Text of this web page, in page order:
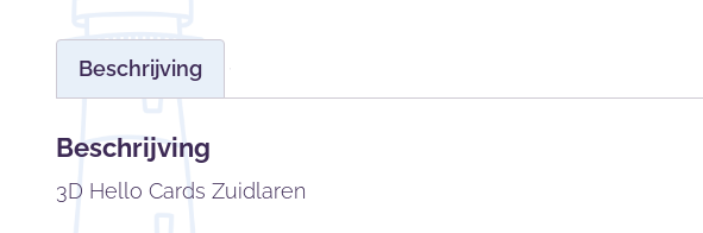
Beschrijving
Beschrijving
3D Hello Cards Zuidlaren